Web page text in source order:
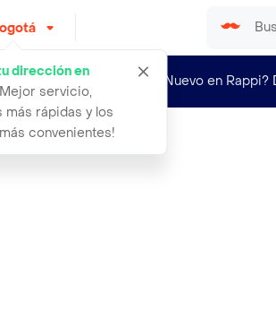
dirección en
Mejor servicio,
más rápidas y los
convenientes!
¿Nuevo en Rappi?
a 500 g